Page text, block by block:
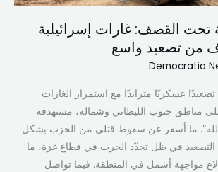
تحت القصف: غارات إسرائيلية
من تصعيد واسع
Democratia
تصعيدًا عسكريًا متزايدًا مع استمرار الغارات
على مناطق جنوب الليطاني وشماله، مستهدفة
الله”. ما أسفر عن سقوط قتلى من الحزب بشكل
التصعيد في ظل تجدّد الحرب في قطاع غزة، ما
مواجهة أشمل في المنطقة. فيما تواصل